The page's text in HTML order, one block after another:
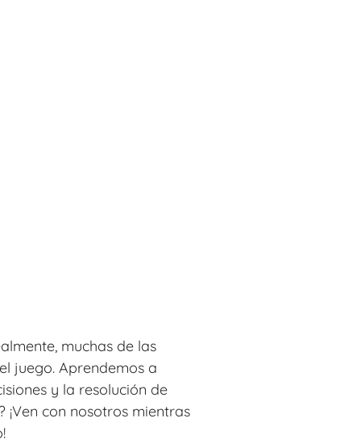
muchas de las
juego. Aprendemos a
y la resolución de
¡Ven con nosotros mientras